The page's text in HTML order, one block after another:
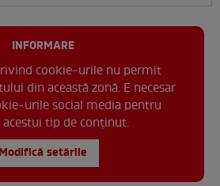
INFORMARE
cookie-urile nu permit
din această zonă. E necesar
urile social media pentru
acestui tip de conținut.
Modifică setările